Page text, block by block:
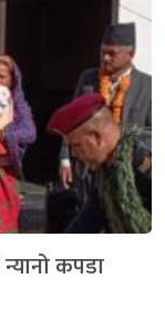
न्यानो कपडा